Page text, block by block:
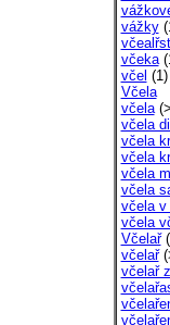
vážky
včeka
včel (1)
Včela
včela
včela
včela
včela
včela
včela
včela v
včela
Včelař
včelař
včelař